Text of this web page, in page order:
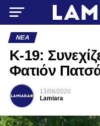
ΝΈΑ
K-19:
Φατιόν
13/08/2020
Lamiara